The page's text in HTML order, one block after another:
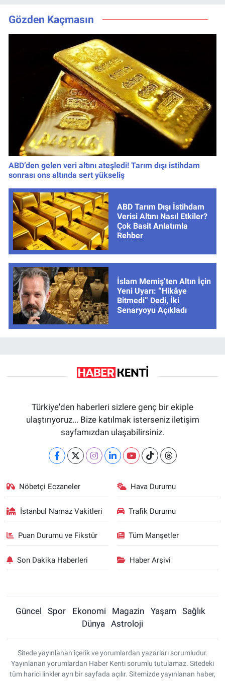
Gözden Kaçmasın
ABD’den gelen veri altını ateşledi! Tarım dışı istihdam
sonrası ons altında sert yükseliş
ABD Tarım Dışı İstihdam
Verisi Altını Nasıl Etkiler?
Çok Basit Anlatımla
Rehber
İslam Memiş’ten Altın İçin
Yeni Uyarı: “Hikâye
Bitmedi” Dedi, İki
Senaryoyu Açıkladı
Türkiye'den haberleri sizlere genç bir ekiple
ulaştırıyoruz... Bize katılmak isterseniz iletişim
sayfamızdan ulaşabilirsiniz.
Nöbetçi Eczaneler Hava Durumu
İstanbul Namaz Vakitleri Trafik Durumu
Puan Durumu ve Fikstür Tüm Manşetler
Son Dakika Haberleri Haber Arşivi
Güncel Spor Ekonomi Magazin Yaşam
Sağlık
Dünya
Astroloji
Sitede yayınlanan içerik ve yorumlardan yazarları sorumludur.
Yayınlanan yorumlardan Haber Kenti sorumlu tutulamaz. Sitedeki
tüm harici linkler ayrı bir sayfada açılır. Sitemizde yayınlanan haber,